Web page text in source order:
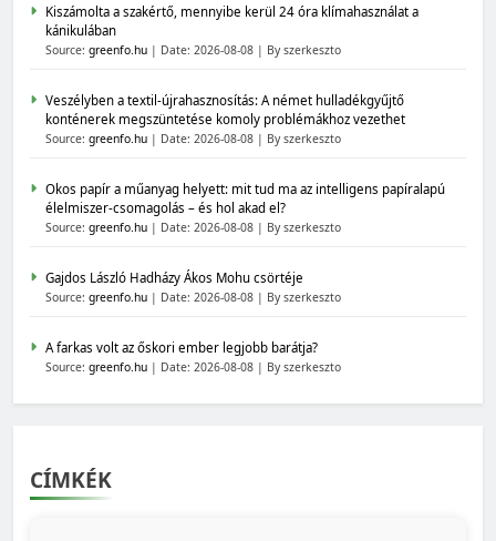
Kiszámolta a szakértő, mennyibe kerül 24 óra klímahasználat a
kánikulában
Source: greenfo.hu Date: 2026-08-08 By szerkeszto
Veszélyben a textil-újrahasznosítás: A német hulladékgyűjtő
konténerek megszüntetése komoly problémákhoz vezethet
Source: greenfo.hu Date: 2026-08-08 By szerkeszto
Okos papír a műanyag helyett: mit tud ma az intelligens papíralapú
élelmiszer-csomagolás – és hol akad el?
Source: greenfo.hu Date: 2026-08-08 By szerkeszto
Gajdos László Hadházy Ákos Mohu csörtéje
Source: greenfo.hu Date: 2026-08-08 By szerkeszto
A farkas volt az őskori ember legjobb barátja?
Source: greenfo.hu Date: 2026-08-08 By szerkeszto
CÍMKÉK